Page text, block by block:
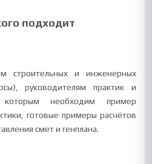
подходит
строительных и инженерных
руководителям практик и
необходим пример
готовые примеры расчётов
смет и генплана.